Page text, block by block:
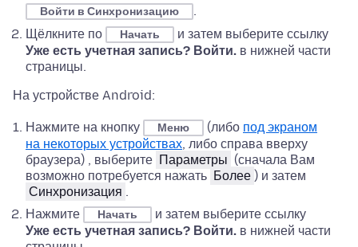
Войти в Синхронизацию
.
Щёлкните по
Начать
и затем выберите ссылку
Уже есть учетная запись? Войти. в нижней части
страницы.
На устройстве Android:
Нажмите на кнопку Меню (либо под экраном
на некоторых устройствах, либо справа вверху
браузера) , выберите Параметры (сначала Вам
возможно потребуется нажать Более ) и затем
Синхронизация .
Нажмите
Начать
и затем выберите ссылку
Уже есть учетная запись? Войти. в нижней части